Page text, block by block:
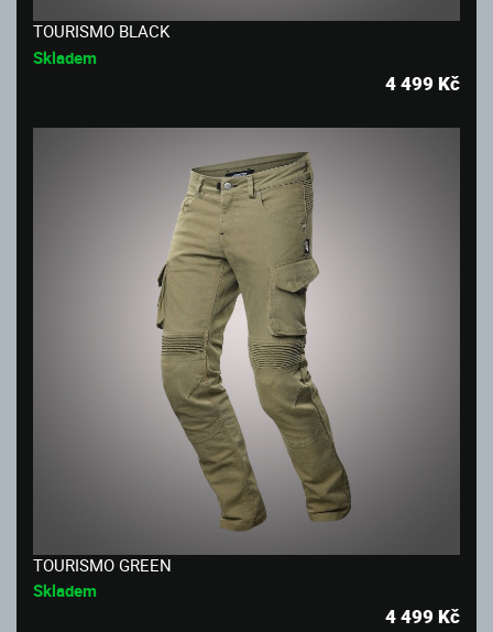
TOURISMO BLACK
Skladem
4 499 Kč
TOURISMO GREEN
Skladem
4 499 Kč